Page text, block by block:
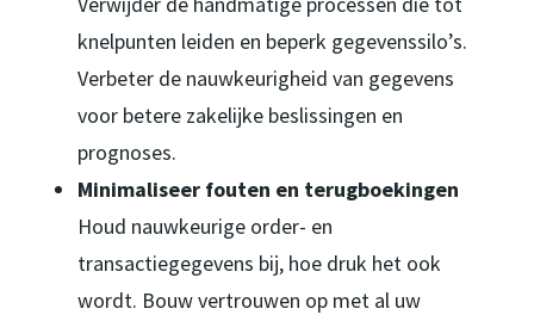
knelpunten leiden en beperk gegevenssilo’s.
Verbeter de nauwkeurigheid van gegevens
voor betere zakelijke beslissingen en
prognoses.
Minimaliseer fouten en terugboekingen
Houd nauwkeurige order- en
transactiegegevens bij, hoe druk het ook
wordt. Bouw vertrouwen op met al uw